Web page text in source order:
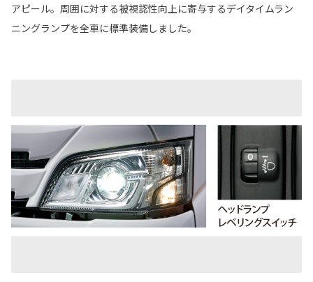
アピール。周囲に対する被視認性向上に寄与するデイタイムラン
ニングランプを全車に標準装備しました。